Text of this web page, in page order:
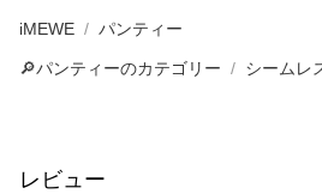
iMEWE パンティー
🔎パンティーのカテゴリー シームレ
レビュー